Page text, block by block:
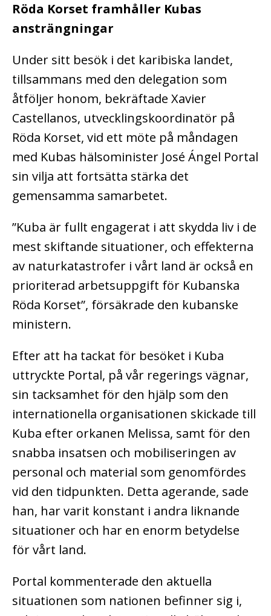
Röda Korset framhåller Kubas
ansträngningar
Under sitt besök i det karibiska landet,
tillsammans med den delegation som
åtföljer honom, bekräftade Xavier
Castellanos, utvecklingskoordinatör på
Röda Korset, vid ett möte på måndagen
med Kubas hälsominister José Ángel Portal
sin vilja att fortsätta stärka det
gemensamma samarbetet.
”Kuba är fullt engagerat i att skydda liv i de
mest skiftande situationer, och effekterna
av naturkatastrofer i vårt land är också en
prioriterad arbetsuppgift för Kubanska
Röda Korset”, försäkrade den kubanske
ministern.
Efter att ha tackat för besöket i Kuba
uttryckte Portal, på vår regerings vägnar,
sin tacksamhet för den hjälp som den
internationella organisationen skickade till
Kuba efter orkanen Melissa, samt för den
snabba insatsen och mobiliseringen av
personal och material som genomfördes
vid den tidpunkten. Detta agerande, sade
han, har varit konstant i andra liknande
situationer och har en enorm betydelse
för vårt land.
Portal kommenterade den aktuella
situationen som nationen befinner sig i,